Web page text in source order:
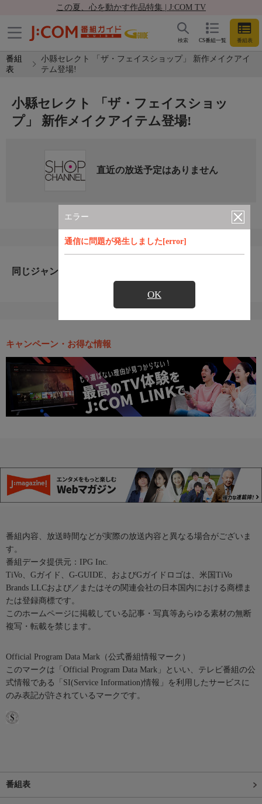
この夏、心を動かす作品特集 | J:COM TV
CS番組一覧 番組表
検索
番組
表
小縣セレクト 「ザ・フェイスショップ」 新作メイクアイ
テム登場!
エラー
通信に問題が発生しました[error]
OK
小縣セレクト 「ザ・フェイスショッ
プ」 新作メイクアイテム登場!
直近の放送予定はありません
同じジャンルのおすすめ番組
キャンペーン・お得な情報
番組内容、放送時間などが実際の放送内容と異なる場合がございま
す。
番組データ提供元：IPG Inc.
TiVo、Gガイド、G-GUIDE、およびGガイドロゴは、米国TiVo
Brands LLCおよび／またはその関連会社の日本国内における商標ま
たは登録商標です。
このホームページに掲載している記事・写真等あらゆる素材の無断
複写・転載を禁じます。
Official Program Data Mark（公式番組情報マーク）
このマークは「Official Program Data Mark」といい、テレビ番組の公
式情報である「SI(Service Information)情報」を利用したサービスに
のみ表記が許されているマークです。
番組表